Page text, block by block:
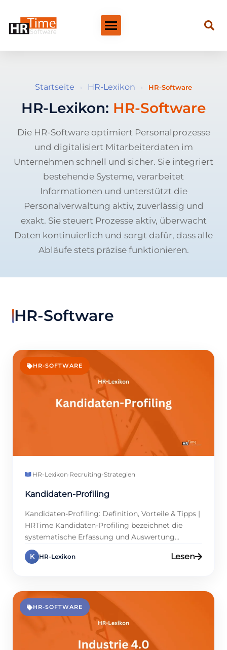
Startseite › HR-Lexikon › HR-Software
HR-Lexikon: HR-Software
Die HR-Software optimiert Personalprozesse
und digitalisiert Mitarbeiterdaten im
Unternehmen schnell und sicher. Sie integriert
bestehende Systeme, verarbeitet
Informationen und unterstützt die
Personalverwaltung aktiv, zuverlässig und
exakt. Sie steuert Prozesse aktiv, überwacht
Daten kontinuierlich und sorgt dafür, dass alle
Abläufe stets präzise funktionieren.
HR-Software
HR-SOFTWARE
HR-Lexikon·Recruiting-Strategien
Kandidaten-Profiling
Kandidaten-Profiling: Definition, Vorteile & Tipps |
HRTime Kandidaten-Profiling bezeichnet die
systematische Erfassung und Auswertung
relevanter Bewerberdaten im Recruiting-Prozess.
Ziel ist, Qualifikationen, Erfahrungen und Soft
gleich doppelt: zum einen durch bessere
Besetzungsentscheidungen, zum anderen, weil
Fehlbesetzungen langfristig Kosten sparen. Doch
Profiling endet nicht beim Abgleich von […]
K HR-Lexikon Lesen
HR-SOFTWARE